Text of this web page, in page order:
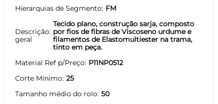
Hierarquias de Segmento FM
Descrição
geral
Tecido plano, construção sarja, composto
por fios de fibras de Viscoseno urdume e
filamentos de Elastomultiester na trama,
tinto em peça.
Material Ref p/Preço P11NP0512
Corte Mínimo 25
Tamanho médio do rolo 50